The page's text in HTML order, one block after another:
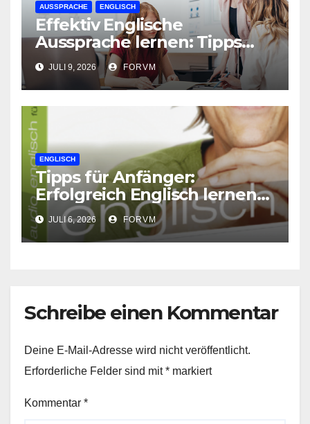
AUSSPRACHE ENGLISCH
Effektiv Englische
Aussprache lernen: Tipps
und Tricks
JULI 9, 2026 FORVM
ENGLISCH
Tipps für Anfänger:
Erfolgreich Englisch lernen
von Grund auf
JULI 6, 2026 FORVM
Schreibe einen Kommentar
Deine E-Mail-Adresse wird nicht veröffentlicht.
Erforderliche Felder sind mit* markiert
Kommentar *